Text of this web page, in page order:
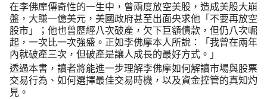
在李佛摩傳奇性的一生中，曾兩度放空美股，造成美股大崩
盤，大賺一億美元，美國政府甚至出面央求他「不要再放空
股市」；他也曾歷經八次破產，欠下巨額債款，但仍八次崛
起，一次比一次強盛。正如李佛摩本人所說：「我曾在兩年
內就破產三次，但破產是讓人成長的最好方式。」
透過本書，讀者將能進一步理解李佛摩如何解讀市場與股票
交易行為、如何選擇最佳交易時機，以及資金控管的真知灼
見。